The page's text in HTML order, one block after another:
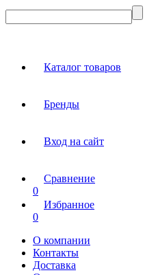
Каталог товаров
Бренды
Вход на сайт
Сравнение
0
Избранное
0
О компании
Контакты
Доставка